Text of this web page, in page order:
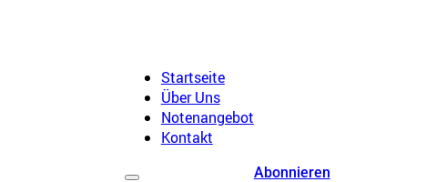
Startseite
Über Uns
Notenangebot
Kontakt
Abonnieren